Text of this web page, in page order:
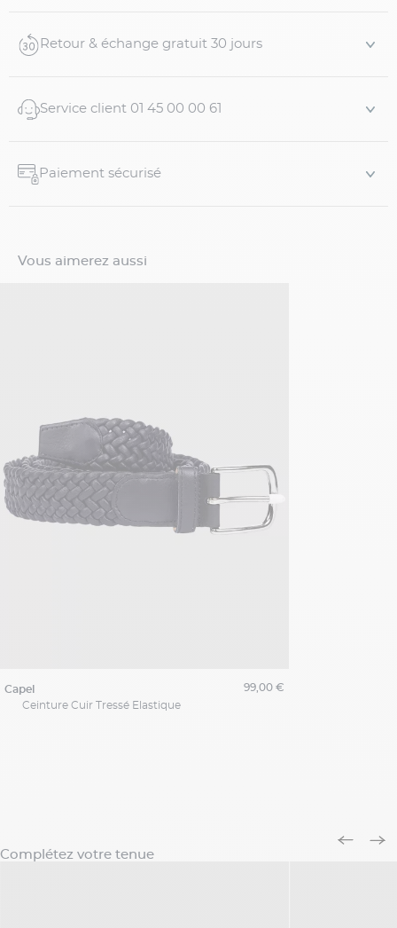
Retour & échange gratuit 30 jours
Service client 01 45 00 00 61
Paiement sécurisé
Vous aimerez aussi
capel
Ceinture Cuir Tressé Elastique
99,00 €
Complétez votre tenue